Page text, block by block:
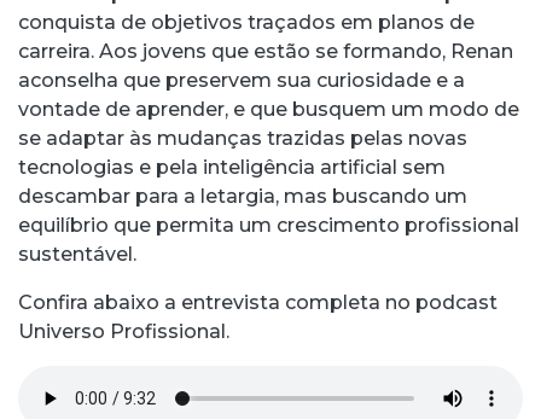
conquista de objetivos traçados em planos de
carreira. Aos jovens que estão se formando, Renan
aconselha que preservem sua curiosidade e a
vontade de aprender, e que busquem um modo de
se adaptar às mudanças trazidas pelas novas
tecnologias e pela inteligência artificial sem
descambar para a letargia, mas buscando um
equilíbrio que permita um crescimento profissional
sustentável.
Confira abaixo a entrevista completa no podcast
Universo Profissional.